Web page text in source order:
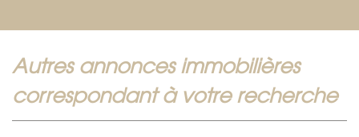
autres annonces immobilières
correspondant à votre recherche